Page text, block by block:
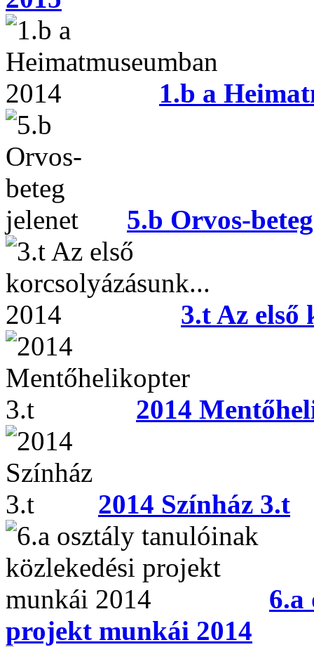
1.b a
5.b Orvos-
3.t Az első
2014
2014 Színház 3.t
6.a
projekt munkái 2014